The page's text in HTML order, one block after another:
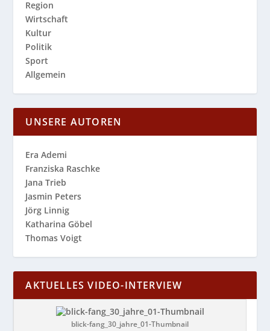
Region
Wirtschaft
Kultur
Politik
Sport
Allgemein
UNSERE AUTOREN
Era Ademi
Franziska Raschke
Jana Trieb
Jasmin Peters
Jörg Linnig
Katharina Göbel
Thomas Voigt
AKTUELLES VIDEO-INTERVIEW
blick-fang_30_jahre_01-Thumbnail